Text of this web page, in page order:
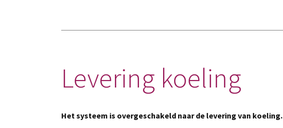
Levering koeling
Het systeem is overgeschakeld naar de levering van koeling.